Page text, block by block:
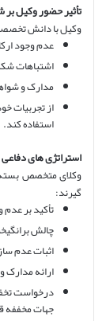
تأثیر حضور وکیل
وکیل با دانش
عدم وجود
اشتباهات
مدارک و
از تجربیات
استفاده کند.
استراتژی های
وکلای متخصص بسته
گیرند:
تأکید بر
چالش
اثبات عدم
ارائه مدارک
درخواست
جهات مخففه